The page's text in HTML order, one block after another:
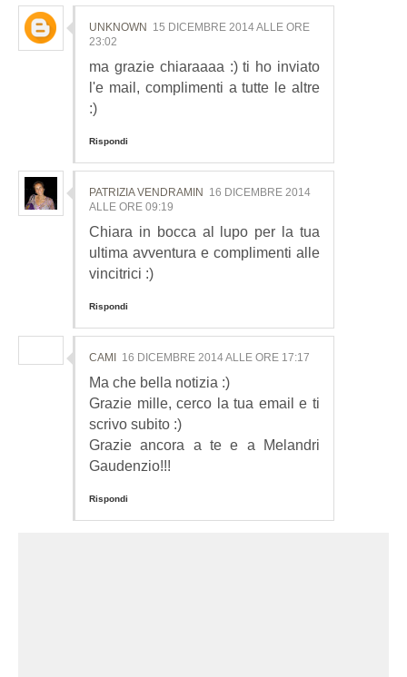
UNKNOWN 15 DICEMBRE 2014 ALLE ORE
23:02
ma grazie chiaraaaa :) ti ho inviato
l'e mail, complimenti a tutte le altre
:)
Rispondi
PATRIZIA VENDRAMIN 16 DICEMBRE 2014
ALLE ORE 09:19
Chiara in bocca al lupo per la tua
ultima avventura e complimenti alle
vincitrici :)
Rispondi
CAMI 16 DICEMBRE 2014 ALLE ORE 17:17
Ma che bella notizia :)
Grazie mille, cerco la tua email e ti
scrivo subito :)
Grazie ancora a te e a Melandri
Gaudenzio!!!
Rispondi